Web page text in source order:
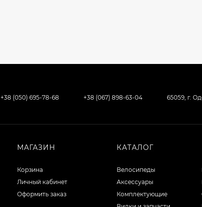
+38 (050) 695-78-68 +38 (067) 898-63-04 65059, г.
МАГАЗИН
Корзина
Личный кабинет
Оформить заказ
КАТАЛОГ
Велосипеды
Аксессуары
Комплектующие